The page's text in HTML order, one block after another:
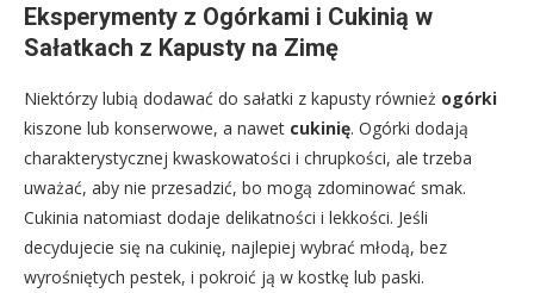
Eksperymenty z Ogórkami i Cukinią w
Sałatkach z Kapusty na Zimę
Niektórzy lubią dodawać do sałatki z kapusty również ogórki
kiszone lub konserwowe, a nawet cukinię. Ogórki dodają
charakterystycznej kwaskowatości i chrupkości, ale trzeba
uważać, aby nie przesadzić, bo mogą zdominować smak.
Cukinia natomiast dodaje delikatności i lekkości. Jeśli
decydujecie się na cukinię, najlepiej wybrać młodą, bez
wyrośniętych pestek, i pokroić ją w kostkę lub paski.